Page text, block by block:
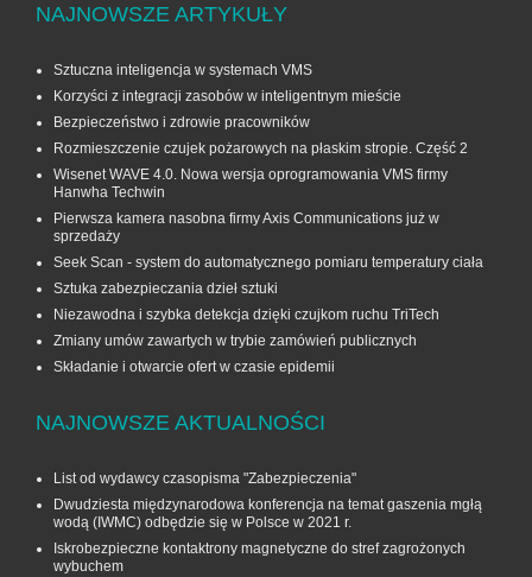
NAJNOWSZE ARTYKUŁY
Sztuczna inteligencja w systemach VMS
Korzyści z integracji zasobów w inteligentnym mieście
Bezpieczeństwo i zdrowie pracowników
Rozmieszczenie czujek pożarowych na płaskim stropie. Część 2
Wisenet WAVE 4.0. Nowa wersja oprogramowania VMS firmy
Hanwha Techwin
Pierwsza kamera nasobna firmy Axis Communications już w
sprzedaży
Seek Scan - system do automatycznego pomiaru temperatury ciała
Sztuka zabezpieczania dzieł sztuki
Niezawodna i szybka detekcja dzięki czujkom ruchu TriTech
Zmiany umów zawartych w trybie zamówień publicznych
Składanie i otwarcie ofert w czasie epidemii
NAJNOWSZE AKTUALNOŚCI
List od wydawcy czasopisma "Zabezpieczenia"
Dwudziesta międzynarodowa konferencja na temat gaszenia mgłą
wodą (IWMC) odbędzie się w Polsce w 2021 r.
Iskrobezpieczne kontaktrony magnetyczne do stref zagrożonych
wybuchem